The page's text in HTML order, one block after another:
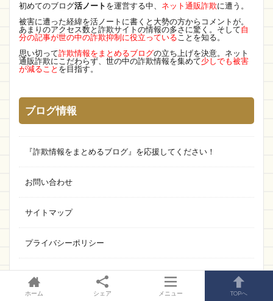
初めてのブログ活ノートを運営する中、 ネット通販詐欺に遭う。
被害に遭った経緯を活ノートに書くと大勢の方からコメントが。
あまりのアクセス数と詐欺サイトの情報の多さに驚く。そして自
分の記事が世の中の詐欺抑制に役立っている ことを知る。
思い切って詐欺情報をまとめるブログの立ち上げを決意。ネット
通販詐欺にこだわらず、世の中の詐欺情報を集めて少しでも被害
が減ること を目指す。
ブログ情報
『詐欺情報をまとめるブログ』を応援してください！
お問い合わせ
サイトマップ
プライバシーポリシー
最近のコメント
ホーム シェア メニュー TOPへ